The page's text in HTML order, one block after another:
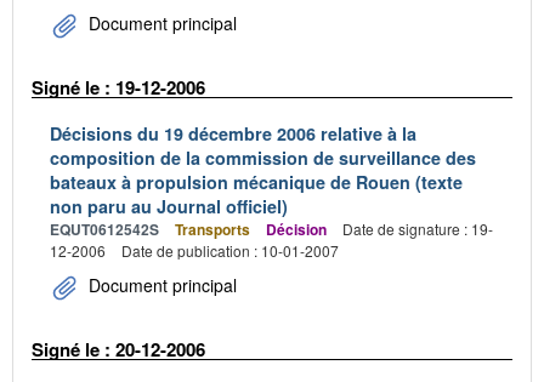
Document principal
Signé le : 19-12-2006
Décisions du 19 décembre 2006 relative à la
composition de la commission de surveillance des
bateaux à propulsion mécanique de Rouen (texte
non paru au Journal officiel)
EQUT0612542S Transports Décision
Date de signature : 19-
12-2006
Date de publication : 10-01-2007
Document principal
Signé le : 20-12-2006